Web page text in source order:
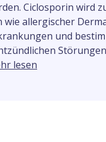
Ciclosporin wird
wie allergischer
und
lesen